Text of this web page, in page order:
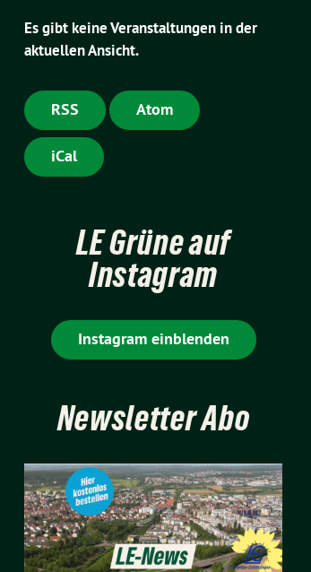
Es gibt keine Veranstaltungen in der
aktuellen Ansicht.
RSS Atom
iCal
LE Grüne auf
Instagram
Instagram einblenden
Newsletter Abo